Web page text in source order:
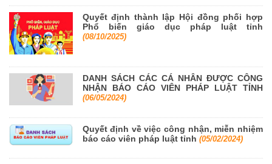
Quyết định thành lập Hội đồng phối hợp
Phổ biến giáo dục pháp luật tỉnh
(08/10/2025)
DANH SÁCH CÁC CÁ NHÂN ĐƯỢC CÔNG
NHẬN BÁO CÁO VIÊN PHÁP LUẬT TỈNH
(06/05/2024)
Quyết định về việc công nhận, miễn nhiệm
báo cáo viên pháp luật tỉnh (05/02/2024)